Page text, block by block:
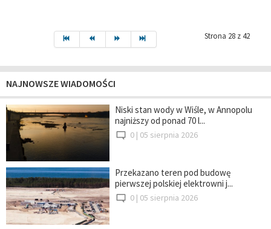
Strona 28 z 42
NAJNOWSZE WIADOMOŚCI
Niski stan wody w Wiśle, w Annopolu
najniższy od ponad 70 l...
0 | 05 sierpnia 2026
Przekazano teren pod budowę
pierwszej polskiej elektrowni j...
0 | 05 sierpnia 2026